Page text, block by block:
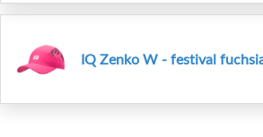
IQ Zenko W - festival